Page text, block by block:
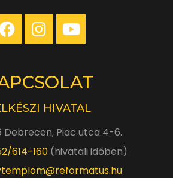
HIVATAL
Debrecen, Piac utca 4-6.
614-160(hivatali időben)